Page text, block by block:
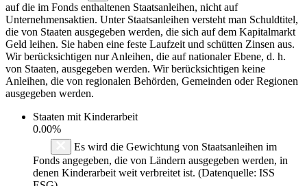
auf die im Fonds enthaltenen Staatsanleihen, nicht auf
Unternehmensaktien. Unter Staatsanleihen versteht man Schuldtitel,
die von Staaten ausgegeben werden, die sich auf dem Kapitalmarkt
Geld leihen. Sie haben eine feste Laufzeit und schütten Zinsen aus.
Wir berücksichtigen nur Anleihen, die auf nationaler Ebene, d. h.
von Staaten, ausgegeben werden. Wir berücksichtigen keine
Anleihen, die von regionalen Behörden, Gemeinden oder Regionen
ausgegeben werden.
Staaten mit Kinderarbeit
0.00%
Es wird die Gewichtung von Staatsanleihen im
Fonds angegeben, die von Ländern ausgegeben werden, in
denen Kinderarbeit weit verbreitet ist. (Datenquelle: ISS